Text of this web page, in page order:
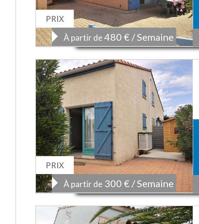
PRIX
À partir de480 € / Semaine
PRIX
À partir de 300 € / Semaine